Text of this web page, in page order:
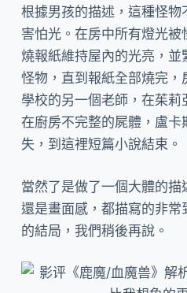
根據男孩的描述，這種怪
害怕光。在房中所有燈光
燒報紙維持屋內的光亮，
怪物，直到報紙全部燒完
學校的另一個老師，在茱
在廚房不完整的屍體，盧卡
失，到這裡短篇小說結束。
當然了是做了一個大體的
還是畫面感，都描寫的非
的結局，我們稍後再說。